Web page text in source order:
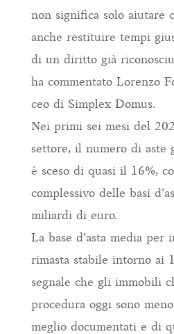
non significa solo aiutare
anche restituire tempi
di un diritto già
ha commentato Lorenzo
ceo di Simplex Domus.
Nei primi sei mesi del
settore, il numero di aste
è sceso di quasi il 16%,
complessivo delle basi
miliardi di euro.
La base d’asta media per
rimasta stabile intorno ai
segnale che gli immobili
procedura oggi sono
meglio documentati e di